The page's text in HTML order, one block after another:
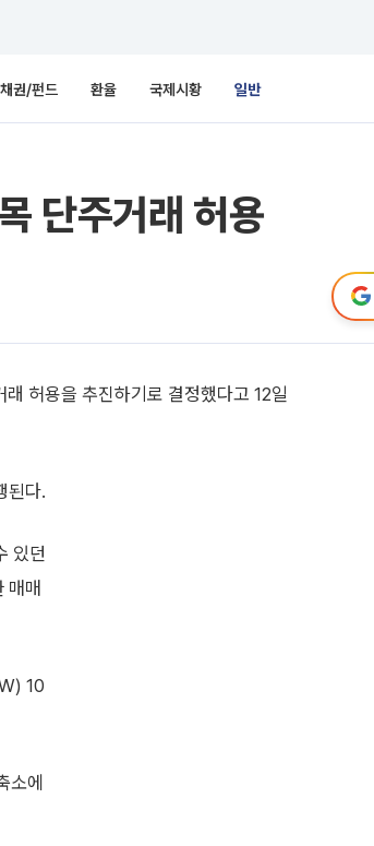
채권/펀드 환율 국제시황 일반
단주거래 허용
허용을 추진하기로 결정했다고 12일
된다.
있던
매매
10
소에